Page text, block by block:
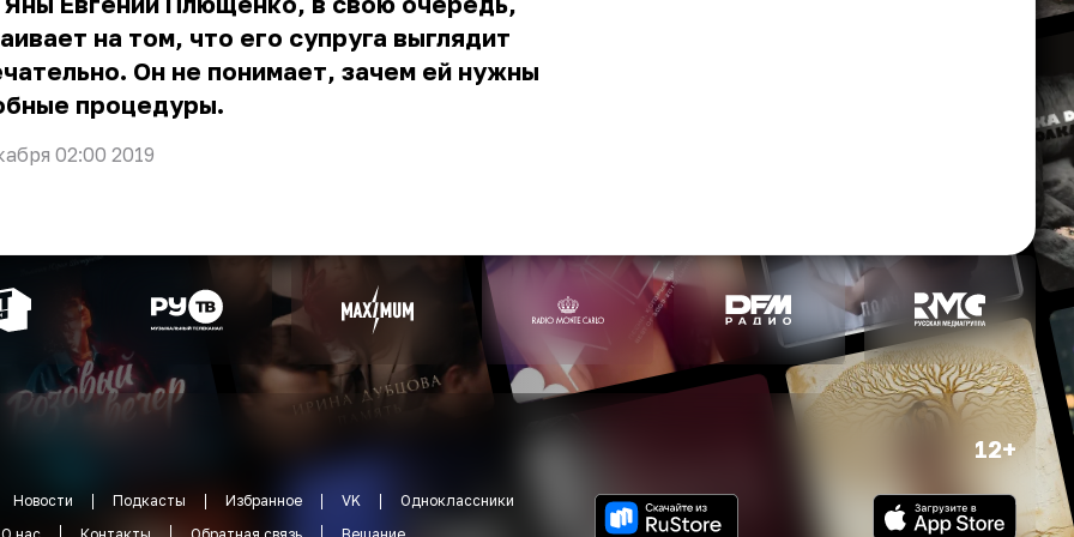
на том, что его супруга выглядит
Он не понимает, зачем ей нужны
процедуры.
02:00 2019
12+
Новости Подкасты Избранное VK
Одноклассники